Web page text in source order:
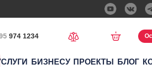
974 1234
УСЛУГИ БИЗНЕСУ ПРОЕКТЫ БЛОГ